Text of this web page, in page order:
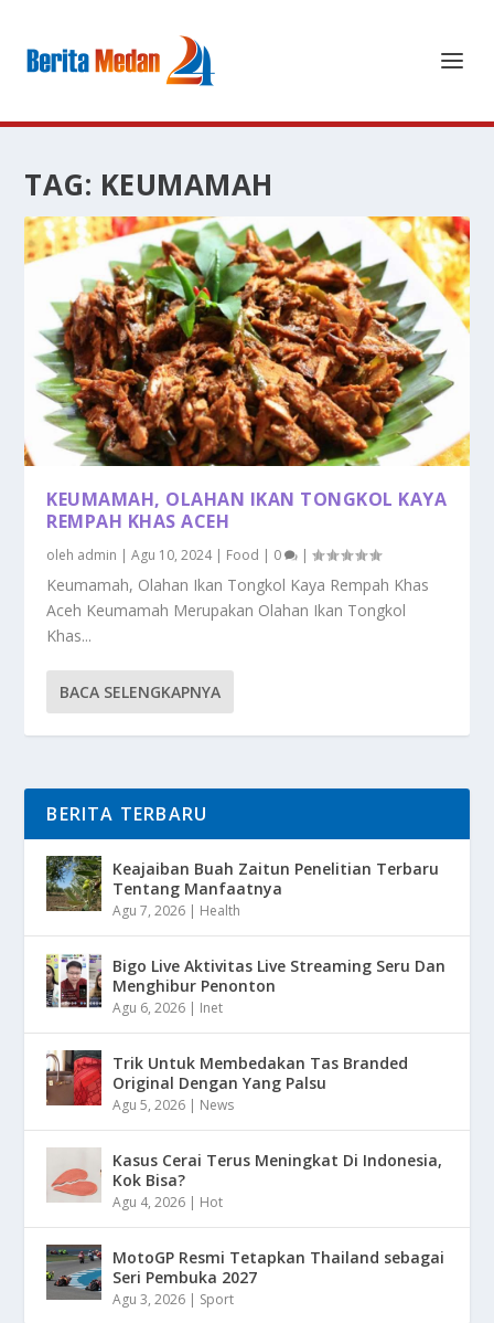
TAG: KEUMAMAH
KEUMAMAH, OLAHAN IKAN TONGKOL KAYA
REMPAH KHAS ACEH
oleh admin |Agu 10, 2024| Food | 0 |
Keumamah, Olahan Ikan Tongkol Kaya Rempah Khas
Aceh Keumamah Merupakan Olahan Ikan Tongkol
Khas...
BACA SELENGKAPNYA
BERITA TERBARU
Keajaiban Buah Zaitun Penelitian Terbaru
Tentang Manfaatnya
Agu 7, 2026 | Health
Bigo Live Aktivitas Live Streaming Seru Dan
Menghibur Penonton
Agu 6, 2026 | Inet
Trik Untuk Membedakan Tas Branded
Original Dengan Yang Palsu
Agu 5, 2026 | News
Kasus Cerai Terus Meningkat Di Indonesia,
Kok Bisa?
Agu 4, 2026 | Hot
MotoGP Resmi Tetapkan Thailand sebagai
Seri Pembuka 2027
Agu 3, 2026 | Sport